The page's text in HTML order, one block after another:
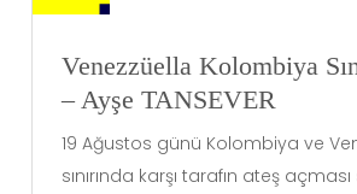
Venezzüella Kolombiya
– Ayşe TANSEVER
19 Ağustos günü Kolombiya ve
sınırında karşı tarafın ateş